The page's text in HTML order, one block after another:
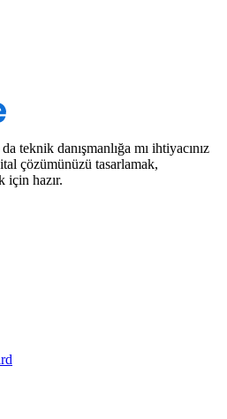
teknik danışmanlığa mı ihtiyacınız
çözümünüzü tasarlamak,
için hazır.